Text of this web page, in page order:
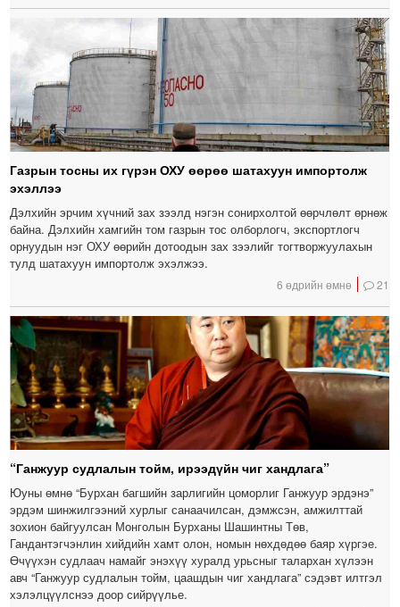
Газрын тосны их гүрэн ОХУ өөрөө шатахуун импортолж
эхэллээ
Дэлхийн эрчим хүчний зах зээлд нэгэн сонирхолтой өөрчлөлт өрнөж
байна. Дэлхийн хамгийн том газрын тос олборлогч, экспортлогч
орнуудын нэг ОХУ өөрийн дотоодын зах зээлийг тогтворжуулахын
тулд шатахуун импортолж эхэлжээ.
6 өдрийн өмнө 21
“Ганжуур судлалын тойм, ирээдүйн чиг хандлага”
Юуны өмнө “Бурхан багшийн зарлигийн цоморлиг Ганжуур эрдэнэ”
эрдэм шинжилгээний хурлыг санаачилсан, дэмжсэн, амжилттай
зохион байгуулсан Монголын Бурханы Шашинтны Төв,
Гандантэгчэнлин хийдийн хамт олон, номын нөхдөдөө баяр хүргэе.
Өчүүхэн судлаач намайг энэхүү хуралд урьсныг талархан хүлээн
авч “Ганжуур судлалын тойм, цаашдын чиг хандлага” сэдэвт илтгэл
хэлэлцүүлснээ доор сийрүүлье.